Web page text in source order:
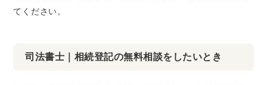
てください。
司法書士｜相続登記の無料相談をしたいとき